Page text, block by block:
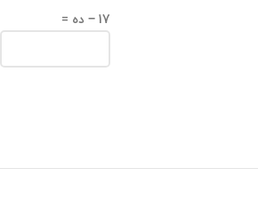
17 − ده =